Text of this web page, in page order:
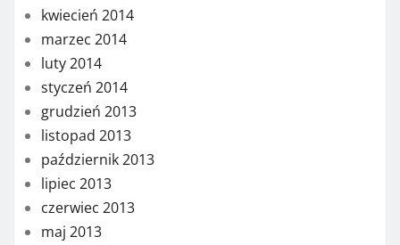
kwiecień 2014
marzec 2014
luty 2014
styczeń 2014
grudzień 2013
listopad 2013
październik 2013
lipiec 2013
czerwiec 2013
maj 2013